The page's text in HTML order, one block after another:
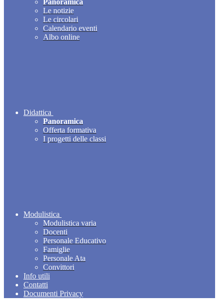
Panoramica
Le notizie
Le circolari
Calendario eventi
Albo online
Didattica
Panoramica
Offerta formativa
I progetti delle classi
Modulistica
Modulistica varia
Docenti
Personale Educativo
Famiglie
Personale Ata
Convittori
Info utili
Contatti
Documenti Privacy